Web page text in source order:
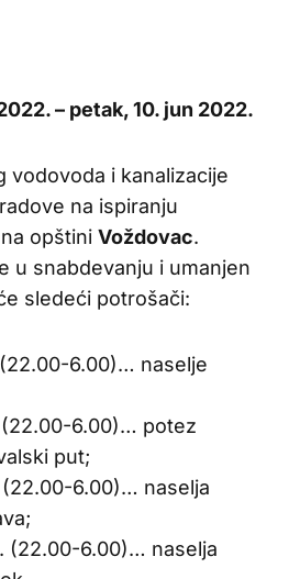
– petak, 10. jun 2022.
vodovoda i kanalizacije
na ispiranju
opštini Voždovac.
u snabdevanju i umanjen
sledeći potrošači:
6.00)… naselje
6.00)… potez
put;
6.00)… naselja
(22.00-6.00)… naselja